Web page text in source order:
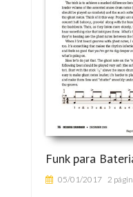
Funk para
05/01/2017 2